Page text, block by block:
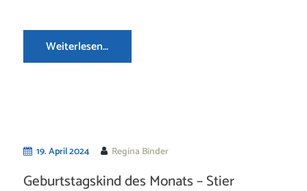
Weiterlesen…
19. April 2024 Regina Binder
Geburtstagskind des Monats – Stier